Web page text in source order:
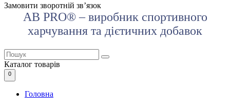
Замовити зворотній зв’язок
AB PRO® – виробник спортивного
харчування та дієтичних добавок
Каталог товарів
0
Головна